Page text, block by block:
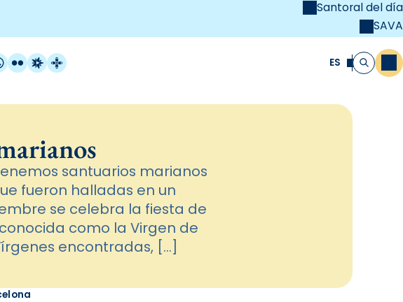
Santoral del día
SAVA
FlickrRadio Estel
Catalunya Cristiana ES Buscar
santuarios marianos
fueron halladas en un
se celebra la fiesta de
como la Virgen de
encontradas, […]